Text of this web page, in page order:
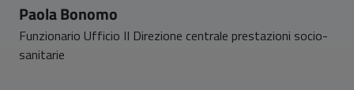
Paola Bonomo
Funzionario Ufficio II Direzione centrale prestazioni socio-
sanitarie